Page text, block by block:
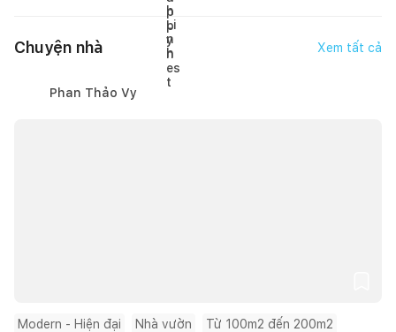
Chuyện nhà Xem tất cả
Phan Thảo Vy
Modern - Hiện đại Nhà vườn Từ 100m2 đến 200m2